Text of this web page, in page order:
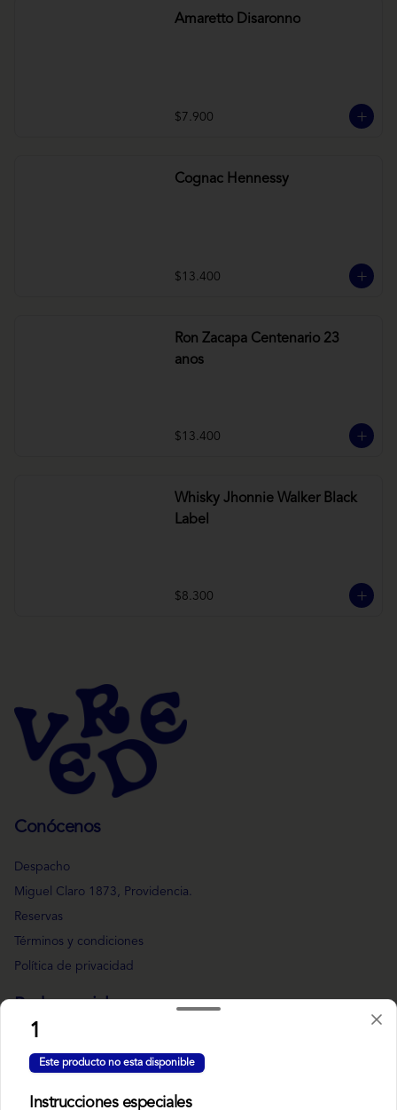
Amaretto Disaronno
$7.900
Cognac Hennessy
$13.400
Ron Zacapa Centenario 23
anos
$13.400
Whisky Jhonnie Walker Black
Label
$8.300
Conócenos
Despacho
Miguel Claro 1873, Providencia.
Reservas
Términos y condiciones
Política de privacidad
Redes sociales
Facebook
1
Este producto no esta disponible
Instrucciones especiales